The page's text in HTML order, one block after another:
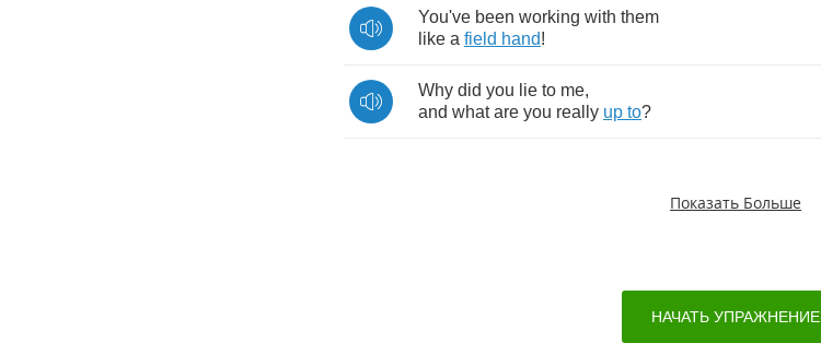
You've been working with them
like a field hand!
Why did you lie to me,
and what are you really up to?
Показать Больше
НАЧАТЬ УПРАЖНЕНИЕ